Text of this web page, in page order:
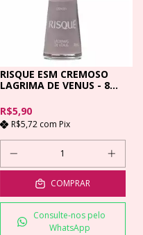
RISQUE ESM CREMOSO
LAGRIMA DE VENUS - 8
R$5,90
R$5,72 com Pix
COMPRAR
Consulte-nos pelo
WhatsApp